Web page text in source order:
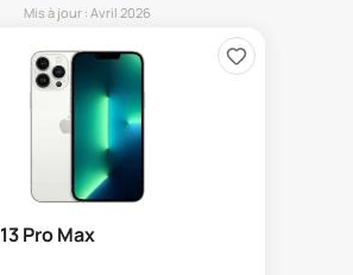
Mis à jour : Avril 2026
Pro Max